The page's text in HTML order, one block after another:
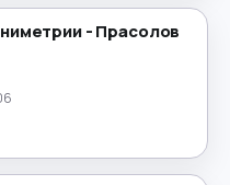
→
→
- Прасолов